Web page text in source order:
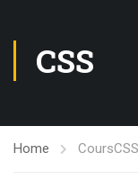
CSS
Home CoursCSS